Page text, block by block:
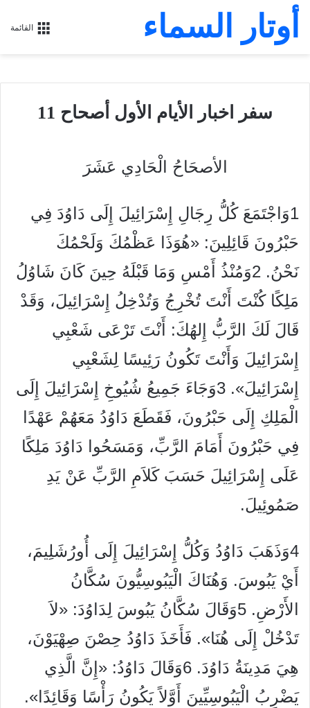
القائمة أوتار السماء
سفر اخبار الأيام الأول أصحاح 11
الأصحَاحُ الْحَادِي عَشَرَ
1وَاجْتَمَعَ كُلُّ رِجَالِ إِسْرَائِيلَ إِلَى دَاوُدَ فِي
حَبْرُونَ قَائِلِينَ: «هُوَذَا عَظْمُكَ وَلَحْمُكَ
نَحْنُ. 2وَمُنْذُ أَمْسِ وَمَا قَبْلَهُ حِينَ كَانَ شَاوُلُ
مَلِكًا كُنْتَ أَنْتَ تُخْرِجُ وَتُدْخِلُ إِسْرَائِيلَ، وَقَدْ
قَالَ لَكَ الرَّبُّ إِلهُكَ: أَنْتَ تَرْعَى شَعْبِي
إِسْرَائِيلَ وَأَنْتَ تَكُونُ رَئِيسًا لِشَعْبِي
إِسْرَائِيلَ». 3وَجَاءَ جَمِيعُ شُيُوخِ إِسْرَائِيلَ إِلَى
الْمَلِكِ إِلَى حَبْرُونَ، فَقَطَعَ دَاوُدُ مَعَهُمْ عَهْدًا
فِي حَبْرُونَ أَمَامَ الرَّبِّ، وَمَسَحُوا دَاوُدَ مَلِكًا
عَلَى إِسْرَائِيلَ حَسَبَ كَلاَمِ الرَّبِّ عَنْ يَدِ
صَمُوئِيلَ.
4وَذَهَبَ دَاوُدُ وَكُلُّ إِسْرَائِيلَ إِلَى أُورُشَلِيمَ،
أَيْ يَبُوسَ. وَهُنَاكَ الْيَبُوسِيُّونَ سُكَّانُ
الأَرْضِ. 5وَقَالَ سُكَّانُ يَبُوسَ لِدَاوُدَ: «لاَ
تَدْخُلْ إِلَى هُنَا». فَأَخَذَ دَاوُدُ حِصْنَ صِهْيَوْنَ،
هِيَ مَدِينَةُ دَاوُدَ. 6وَقَالَ دَاوُدُ: «إِنَّ الَّذِي
يَضْرِبُ الْيَبُوسِيِّينَ أَوَّلاً يَكُونُ رَأْسًا وَقَائِدًا».